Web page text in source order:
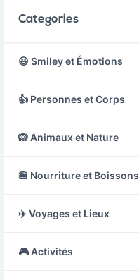
Categories
😃 Smiley et Émotions
👍 Personnes et Corps
🙉 Animaux et Nature
🍔 Nourriture et Boissons
✈️ Voyages et Lieux
🎮 Activités